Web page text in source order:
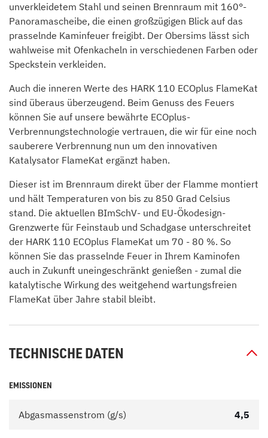
unverkleidetem Stahl und seinen Brennraum mit 160°-
Panoramascheibe, die einen großzügigen Blick auf das
prasselnde Kaminfeuer freigibt. Der Obersims lässt sich
wahlweise mit Ofenkacheln in verschiedenen Farben oder
Speckstein verkleiden.
Auch die inneren Werte des HARK 110 ECOplus FlameKat
sind überaus überzeugend. Beim Genuss des Feuers
können Sie auf unsere bewährte ECOplus-
Verbrennungstechnologie vertrauen, die wir für eine noch
sauberere Verbrennung nun um den innovativen
Katalysator FlameKat ergänzt haben.
Dieser ist im Brennraum direkt über der Flamme montiert
und hält Temperaturen von bis zu 850 Grad Celsius
stand. Die aktuellen BImSchV- und EU-Ökodesign-
Grenzwerte für Feinstaub und Schadgase unterschreitet
der HARK 110 ECOplus FlameKat um 70 - 80 %. So
können Sie das prasselnde Feuer in Ihrem Kaminofen
auch in Zukunft uneingeschränkt genießen - zumal die
katalytische Wirkung des weitgehend wartungsfreien
FlameKat über Jahre stabil bleibt.
TECHNISCHE DATEN
EMISSIONEN
Abgasmassenstrom (g/s) 4,5